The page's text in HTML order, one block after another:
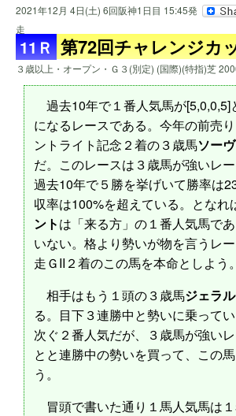
2021年12月 4日(土) 6回阪神1日目 15:45発
走
11Ｒ 第72回チャレンジカ
３歳以上・オープン・Ｇ３(別定) (国際)(特指)芝
過去10年で１番人気馬が[5,0,0,5]
になるレースである。今年の前売
ントライト記念２着の３歳馬ソー
だ。このレースは３歳馬が強いレー
過去10年で５勝を挙げいて勝率は
収率は100%を超えている。となれ
ントは「来る方」の１番人気馬で
いない。格より勢いが物を言うレ
走ＧII２着のこの馬を本命としよう。
相手はもう１頭の３歳馬ジェラ
る。目下３連勝中と勢いに乗って
次ぐ２番人気だが、３歳馬が強い
とと連勝中の勢いを買って、この
う。
冒頭で書いた通り１馬人気馬は